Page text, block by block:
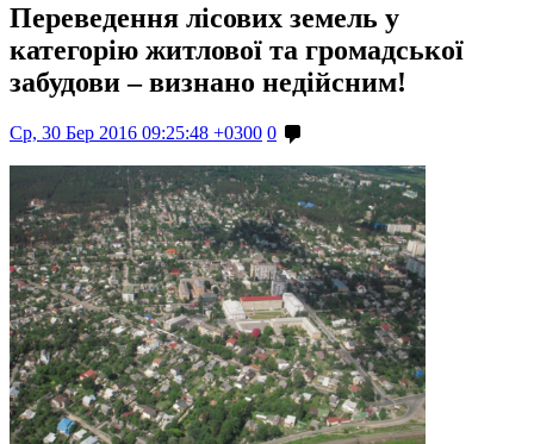
Переведення лісових земель у
категорію житлової та громадської
забудови – визнано недійсним!
Ср, 30 Бер 2016 09:25:48 +0300 0